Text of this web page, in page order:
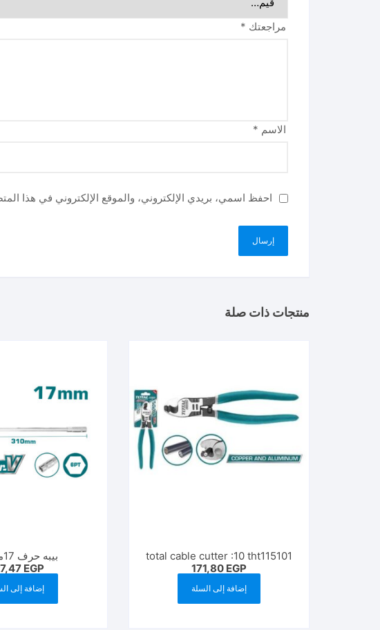
مراجعتك *
الاسم *
احفظ اسمي، بريدي الإلكتروني، والموقع الإلكتروني في هذا
منتجات ذات صلة
total cable cutter :10 tht115101
171,80 EGP
إضافة إلى السلة
بيبه حرف 17مللي t
EGP
إضافة إلى